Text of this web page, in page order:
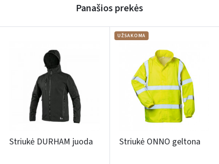
Panašios prekės
Striukė DURHAM juoda
UŽSAKOMA
Striukė ONNO geltona